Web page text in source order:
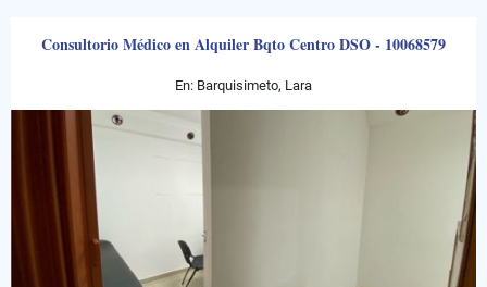
Consultorio Médico en Alquiler Bqto Centro DSO - 10068579
En: Barquisimeto, Lara